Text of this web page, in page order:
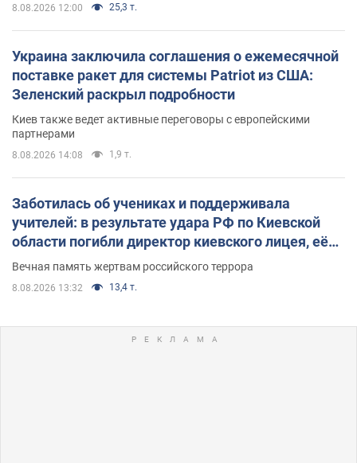
8.08.2026 12:00 25,3 т.
Украина заключила соглашения о ежемесячной
поставке ракет для системы Patriot из США:
Зеленский раскрыл подробности
Киев также ведет активные переговоры с европейскими
партнерами
8.08.2026 14:08 1,9 т.
Заботилась об учениках и поддерживала
учителей: в результате удара РФ по Киевской
области погибли директор киевского лицея, её
муж и внук
Вечная память жертвам российского террора
8.08.2026 13:32 13,4 т.